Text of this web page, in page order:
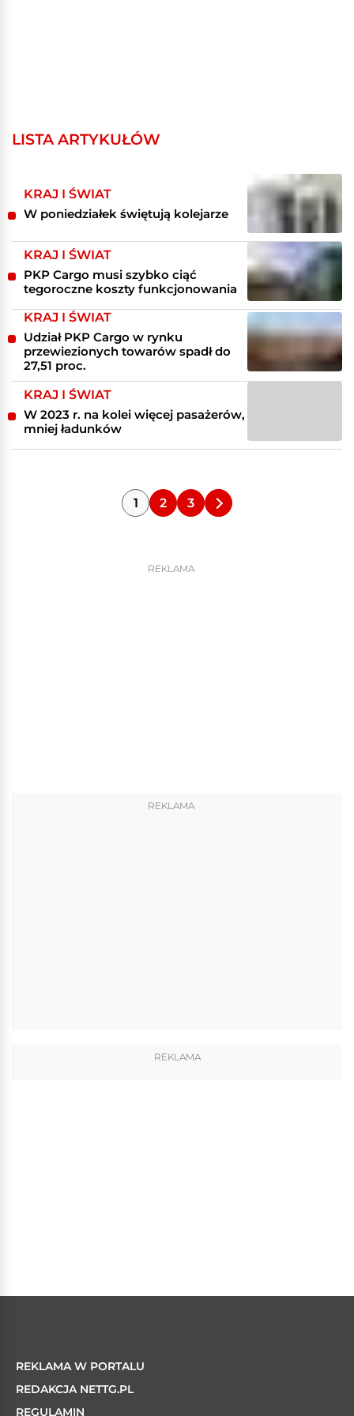
LISTA ARTYKUŁÓW
KRAJ I ŚWIAT
W poniedziałek świętują kolejarze
KRAJ I ŚWIAT
PKP Cargo musi szybko ciąć
tegoroczne koszty funkcjonowania
KRAJ I ŚWIAT
Udział PKP Cargo w rynku
przewiezionych towarów spadł do
27,51 proc.
KRAJ I ŚWIAT
W 2023 r. na kolei więcej pasażerów,
mniej ładunków
1 2 3
REKLAMA
REKLAMA
REKLAMA
REKLAMA W PORTALU
REDAKCJA NETTG.PL
REGULAMIN